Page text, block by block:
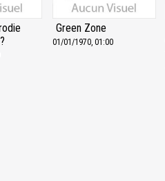
Green Zone
01/01/1970, 01:00